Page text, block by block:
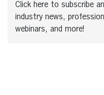
Click here to subscribe
industry news,
webinars, and more!